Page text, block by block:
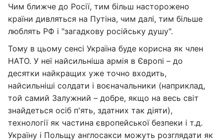
Чим ближче до Росії, тим більш насторожено
країни дивляться на Путіна, чим далі, тим більше
люблять РФ і "загадкову російську душу".
Тому в цьому сенсі Україна буде корисна як член
НАТО. У неї найсильніша армія в Європі – до
десятки найкращих уже точно входить,
найсильніші солдати і воєначальники (наприклад,
той самий Залужний – добре, якщо на весь світ
знайдеться осіб п'ять, здатних так діяти),
технології як частина європейської безпеки і т.д.
Україну і Польщу англосакси можуть розглядати як